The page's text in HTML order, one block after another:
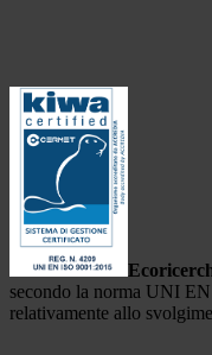
secondo la norma UNI
relativamente allo